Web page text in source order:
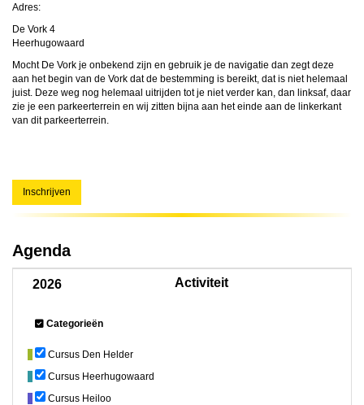
Adres:
De Vork 4
Heerhugowaard
Mocht De Vork je onbekend zijn en gebruik je de navigatie dan zegt deze
aan het begin van de Vork dat de bestemming is bereikt, dat is niet helemaal
juist. Deze weg nog helemaal uitrijden tot je niet verder kan, dan linksaf, daar
zie je een parkeerterrein en wij zitten bijna aan het einde aan de linkerkant
van dit parkeerterrein.
Inschrijven
Agenda
2026 Activiteit
Categorieën
Cursus Den Helder
Cursus Heerhugowaard
Cursus Heiloo